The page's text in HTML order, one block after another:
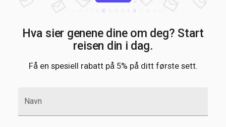
Hva sier genene dine om deg? Start
reisen din i dag.
Få en spesiell rabatt på 5% på ditt første sett.
Navn